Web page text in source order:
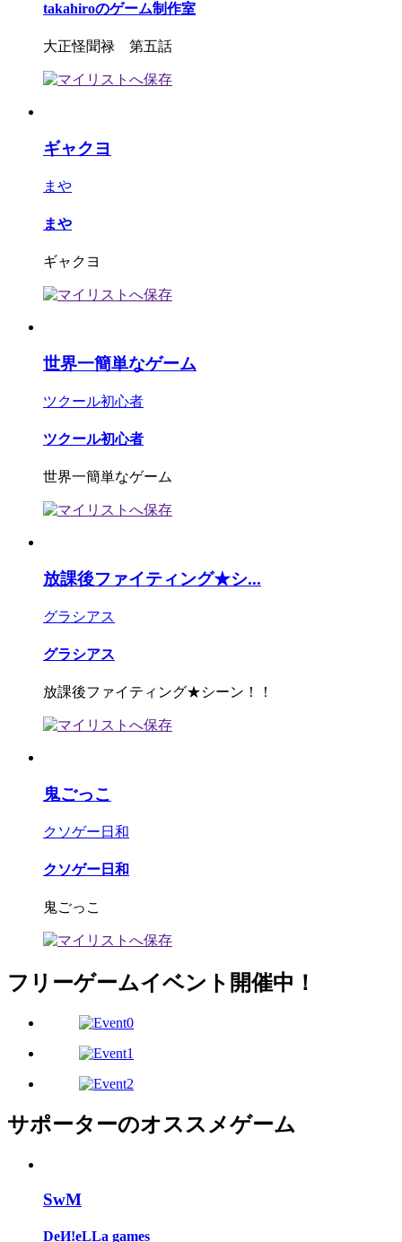
takahiroのゲーム制作室
大正怪聞禄 第五話
ギャクヨ
まや
まや
ギャクヨ
世界一簡単なゲーム
ツクール初心者
ツクール初心者
世界一簡単なゲーム
放課後ファイティング★シ...
グラシアス
グラシアス
放課後ファイティング★シーン！！
鬼ごっこ
クソゲー日和
クソゲー日和
鬼ごっこ
フリーゲームイベント開催中！
サポーターのオススメゲーム
SwM
DeИ!eLLa games